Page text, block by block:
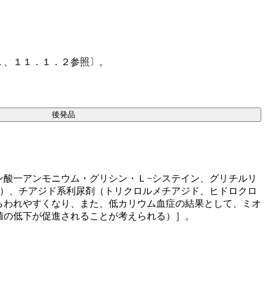
１１．１．２参照〕。
一アンモニウム・グリシン・Ｌ−システイン、グリチルリ
、チアジド系利尿剤（トリクロルメチアジド、ヒドロクロ
れやすくなり、また、低カリウム血症の結果として、ミオ
低下が促進されることが考えられる）］。
後発品